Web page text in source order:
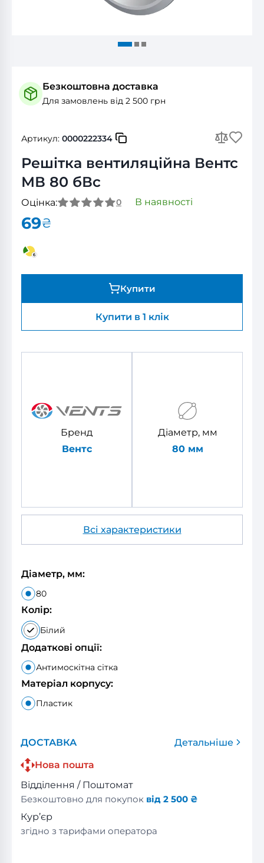
Безкоштовна доставка
Для замовлень від 2 500 грн
Артикул: 0000222334
Решітка вентиляційна Вентс
МВ 80 бВс
Оцінка: 0 В наявності
69₴
Купити
Купити в 1 клік
Бренд
Вентс
Діаметр, мм
80 мм
Всі характеристики
Діаметр, мм:
80
Колір:
Білий
Додаткові опції:
Антимоскітна сітка
Матеріал корпусу:
Пластик
ДОСТАВКА
Детальніше
Нова пошта
Відділення / Поштомат
Безкоштовно для покупок від 2 500 ₴
Кур’єр
згідно з тарифами оператора